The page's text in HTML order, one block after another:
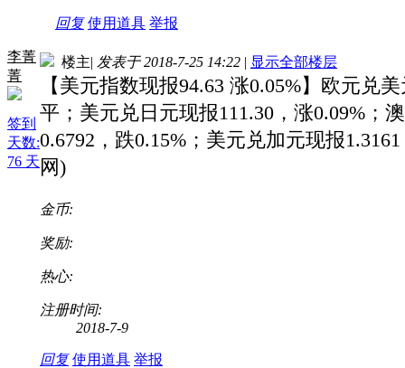
回复 使用道具 举报
李菁
菁
签到
天数:
76 天
楼主| 发表于 2018-7-25 14:22 | 显示全部楼层
【美元指数现报94.63 涨0.05%】欧元兑
平；美元兑日元现报111.30，涨0.09%；
0.6792，跌0.15%；美元兑加元现报
网)
金币:
奖励:
热心:
注册时间:
2018-7-9
回复 使用道具 举报